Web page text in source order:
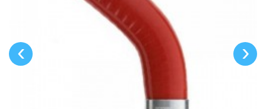
‹ ›